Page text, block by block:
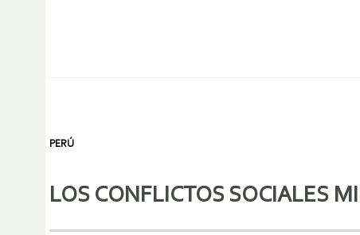
PERÚ
LOS CONFLICTOS SOCIALES